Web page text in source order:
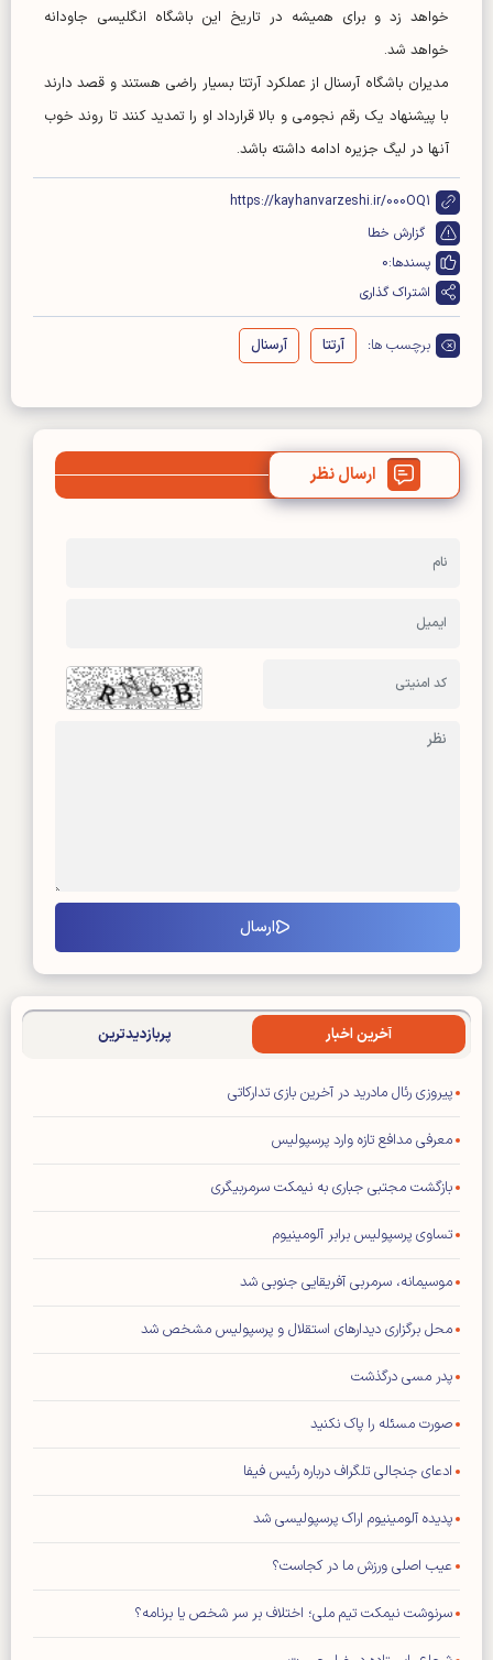
خواهد زد و برای همیشه در تاریخ این باشگاه انگلیسی جاودانه
خواهد شد.
مدیران باشگاه آرسنال از عملکرد آرتتا بسیار راضی هستند و قصد دارند
با پیشنهاد یک رقم نجومی و بالا قرارداد او را تمدید کنند تا روند خوب
آنها در لیگ جزیره ادامه داشته باشد.
https://kayhanvarzeshi.ir/000OQ1
گزارش خطا
پسندها:0
اشتراک گذاری
برچسب ها: آرتتا آرسنال
ارسال نظر
آخرین اخبار پربازدیدترین
پیروزی رئال مادرید در آخرین بازی تدارکاتی
معرفی مدافع تازه وارد پرسپولیس
بازگشت مجتبی جباری به نیمکت سرمربیگری
تساوی پرسپولیس برابر آلومینیوم
موسیمانه، سرمربی آفریقایی جنوبی شد
محل برگزاری دیدار‌های استقلال و پرسپولیس مشخص شد
پدر مسی درگذشت
صورت مسئله را پاک نکنید
ادعای جنجالی تلگراف درباره رئیس فیفا
پدیده آلومینیوم اراک پرسپولیسی شد
عیب اصلی ورزش ما در کجاست؟
سرنوشت نیمکت تیم ملی؛ اختلاف بر سر شخص یا برنامه؟